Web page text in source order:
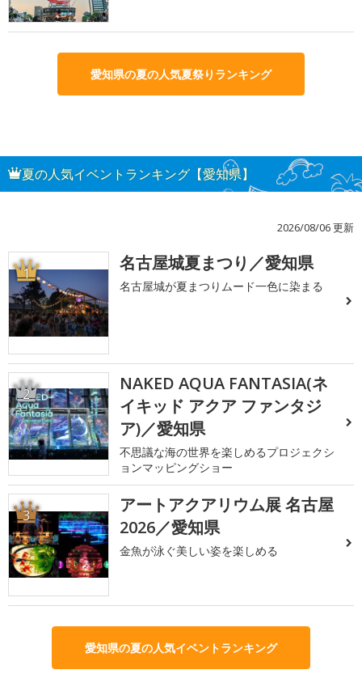
愛知県の夏の人気夏祭りランキング
夏の人気イベントランキング【愛知県】
2026/08/06 更新
1 名古屋城夏まつり／愛知県
名古屋城が夏まつりムード一色に染まる
2
NAKED AQUA FANTASIA(ネ
イキッド アクア ファンタジ
ア)／愛知県
不思議な海の世界を楽しめるプロジェクシ
ョンマッピングショー
3
アートアクアリウム展 名古屋
2026／愛知県
金魚が泳ぐ美しい姿を楽しめる
愛知県の夏の人気イベントランキング